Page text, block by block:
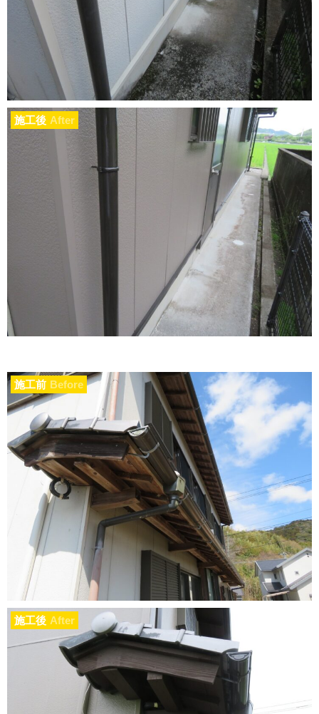
施工後 After
施工前 Before
施工後 After